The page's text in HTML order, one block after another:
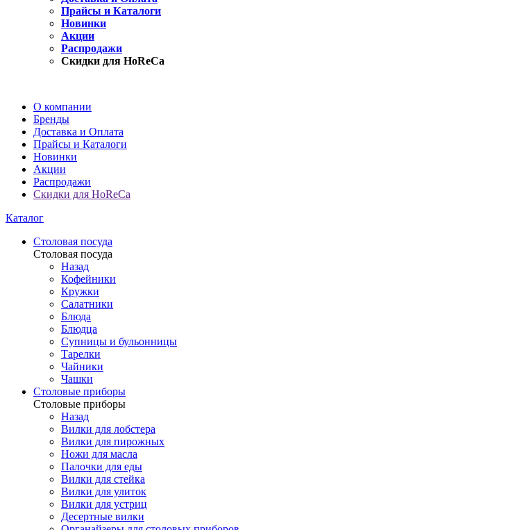
Прайсы и Каталоги
Новинки
Акции
Распродажи
Скидки для HoReCa
О компании
Бренды
Доставка и Оплата
Прайсы и Каталоги
Новинки
Акции
Распродажи
Скидки для HoReCa
Каталог
Столовая посуда
Столовая посуда
Назад
Кофейники
Кружки
Салатники
Блюда
Блюдца
Супницы и бульонницы
Тарелки
Чайники
Чашки
Cтоловые приборы
Cтоловые приборы
Назад
Вилки для лобстера
Вилки для пирожных
Ножи для масла
Палочки для еды
Вилки для стейка
Вилки для улиток
Вилки для устриц
Десертные вилки